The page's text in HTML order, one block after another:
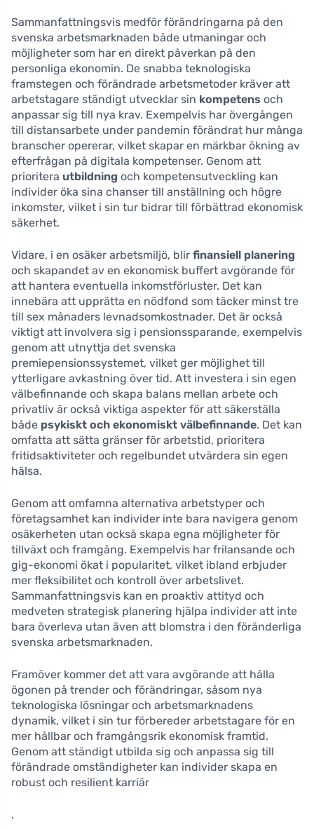
Sammanfattningsvis medför förändringarna på den
svenska arbetsmarknaden både utmaningar och
möjligheter som har en direkt påverkan på den
personliga ekonomin. De snabba teknologiska
framstegen och förändrade arbetsmetoder kräver att
arbetstagare ständigt utvecklar sin kompetens och
anpassar sig till nya krav. Exempelvis har övergången
till distansarbete under pandemin förändrat hur många
branscher opererar, vilket skapar en märkbar ökning av
efterfrågan på digitala kompetenser. Genom att
prioritera utbildning och kompetensutveckling kan
individer öka sina chanser till anställning och högre
inkomster, vilket i sin tur bidrar till förbättrad ekonomisk
säkerhet.
Vidare, i en osäker arbetsmiljö, blir finansiell planering
och skapandet av en ekonomisk buffert avgörande för
att hantera eventuella inkomstförluster. Det kan
innebära att upprätta en nödfond som täcker minst tre
till sex månaders levnadsomkostnader. Det är också
viktigt att involvera sig i pensionssparande, exempelvis
genom att utnyttja det svenska
premiepensionssystemet, vilket ger möjlighet till
ytterligare avkastning över tid. Att investera i sin egen
välbefinnande och skapa balans mellan arbete och
privatliv är också viktiga aspekter för att säkerställa
både psykiskt och ekonomiskt välbefinnande. Det kan
omfatta att sätta gränser för arbetstid, prioritera
fritidsaktiviteter och regelbundet utvärdera sin egen
hälsa.
Genom att omfamna alternativa arbetstyper och
företagsamhet kan individer inte bara navigera genom
osäkerheten utan också skapa egna möjligheter för
tillväxt och framgång. Exempelvis har frilansande och
gig-ekonomi ökat i popularitet, vilket ibland erbjuder
mer fleksibilitet och kontroll över arbetslivet.
Sammanfattningsvis kan en proaktiv attityd och
medveten strategisk planering hjälpa individer att inte
bara överleva utan även att blomstra i den föränderliga
svenska arbetsmarknaden.
Framöver kommer det att vara avgörande att hålla
ögonen på trender och förändringar, såsom nya
teknologiska lösningar och arbetsmarknadens
dynamik, vilket i sin tur förbereder arbetstagare för en
mer hållbar och framgångsrik ekonomisk framtid.
Genom att ständigt utbilda sig och anpassa sig till
förändrade omständigheter kan individer skapa en
robust och resilient karriär
.